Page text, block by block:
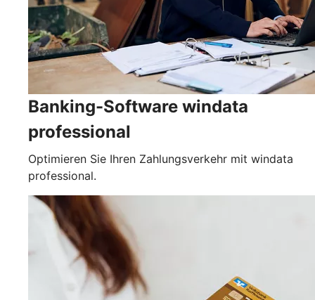
Banking-Software windata
professional
Optimieren Sie Ihren Zahlungsverkehr mit windata
professional.